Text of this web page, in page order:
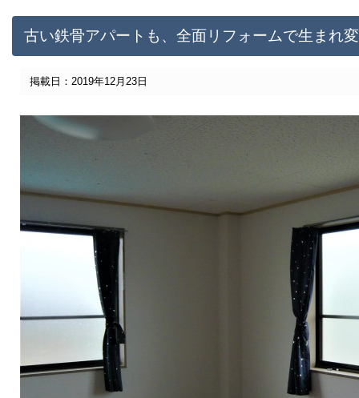
古い鉄骨アパートも、全面リフォームで生まれ
掲載日：2019年12月23日